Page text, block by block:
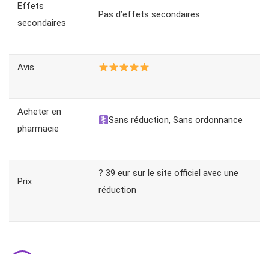
Effets
secondaires
Pas d’effets secondaires
Avis
Acheter en
pharmacie
Sans réduction, Sans ordonnance
Prix
? 39 eur sur le site officiel avec une
réduction